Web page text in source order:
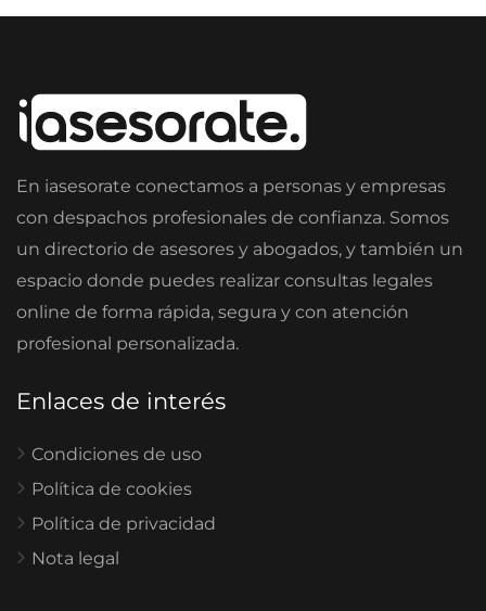
En iasesorate conectamos a personas y empresas
con despachos profesionales de confianza. Somos
un directorio de asesores y abogados, y también un
espacio donde puedes realizar consultas legales
online de forma rápida, segura y con atención
profesional personalizada.
Enlaces de interés
Condiciones de uso
Política de cookies
Política de privacidad
Nota legal